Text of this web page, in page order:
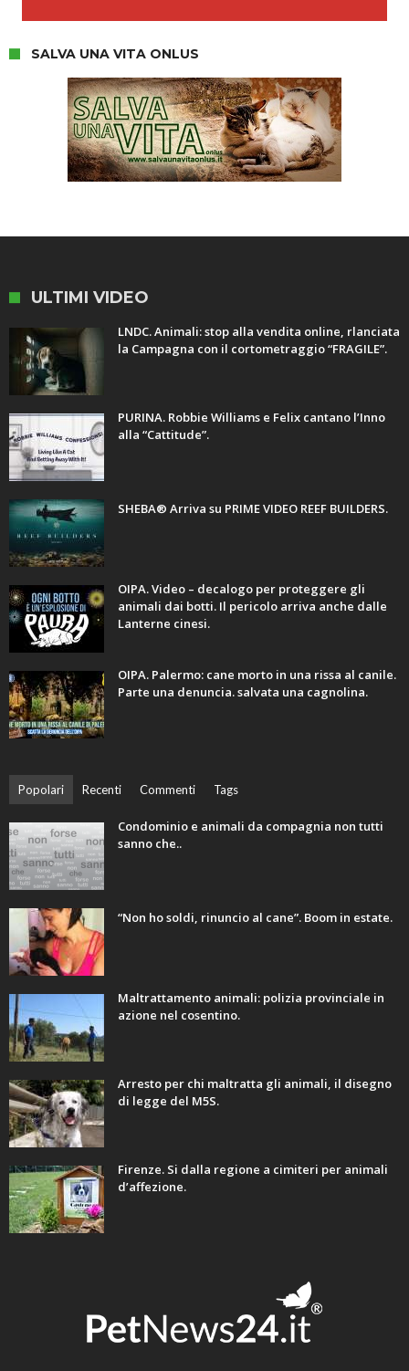
SALVA UNA VITA ONLUS
ULTIMI VIDEO
LNDC. Animali: stop alla vendita online, rlanciata
la Campagna con il cortometraggio “FRAGILE”.
PURINA. Robbie Williams e Felix cantano l’Inno
alla “Cattitude”.
SHEBA® Arriva su PRIME VIDEO REEF BUILDERS.
OIPA. Video – decalogo per proteggere gli
animali dai botti. Il pericolo arriva anche dalle
Lanterne cinesi.
OIPA. Palermo: cane morto in una rissa al canile.
Parte una denuncia. salvata una cagnolina.
Popolari Recenti Commenti Tags
Condominio e animali da compagnia non tutti
sanno che..
“Non ho soldi, rinuncio al cane”. Boom in estate.
Maltrattamento animali: polizia provinciale in
azione nel cosentino.
Arresto per chi maltratta gli animali, il disegno
di legge del M5S.
Firenze. Si dalla regione a cimiteri per animali
d’affezione.